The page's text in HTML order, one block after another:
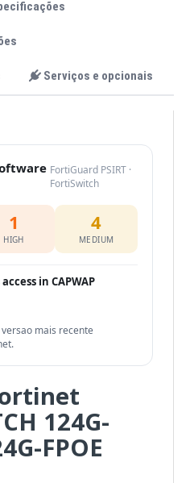
Serviços e opcionais
FortiGuard PSIRT ·
FortiSwitch
1
HIGH
4
MEDIUM
in CAPWAP
mais recente
124G-
FPOE